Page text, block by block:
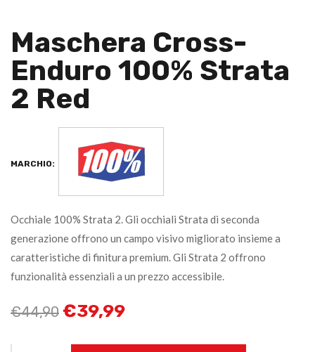
Maschera Cross-
Enduro 100% Strata
2 Red
MARCHIO:
Occhiale 100% Strata 2. Gli occhiali Strata di seconda
generazione offrono un campo visivo migliorato insieme a
caratteristiche di finitura premium. Gli Strata 2 offrono
funzionalità essenziali a un prezzo accessibile.
€44,90 €39,99